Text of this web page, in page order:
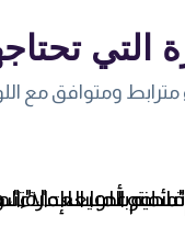
التي
ومتوافق مع